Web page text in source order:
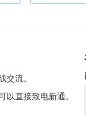
交流。
以直接致电新通。